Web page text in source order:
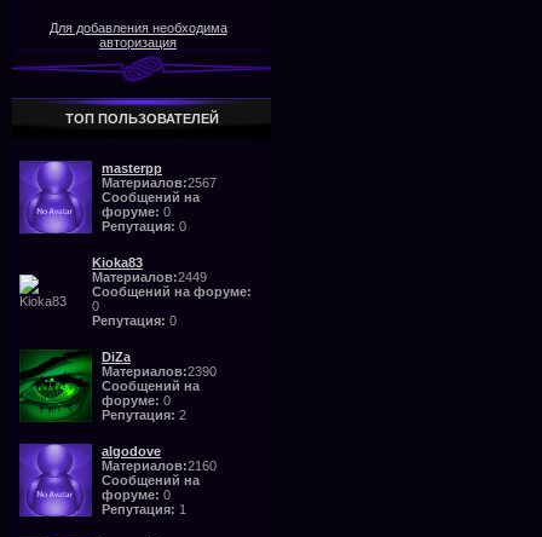
Для добавления необходима
авторизация
ТОП ПОЛЬЗОВАТЕЛЕЙ
masterpp
Материалов:2567
Сообщений на
форуме: 0
Репутация: 0
Kioka83
Материалов:2449
Сообщений на форуме:
0
Репутация: 0
DiZa
Материалов:2390
Сообщений на
форуме: 0
Репутация: 2
algodove
Материалов:2160
Сообщений на
форуме: 0
Репутация: 1